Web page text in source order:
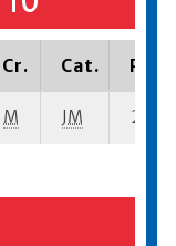
Cr. Cat.
M JM 24